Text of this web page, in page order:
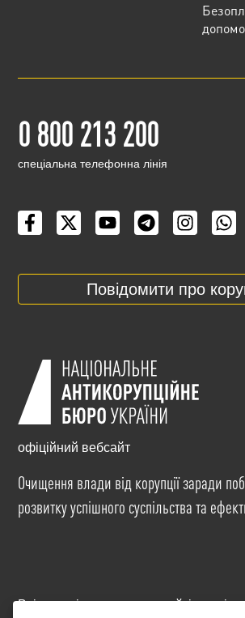
0 800 213 200
cпеціальна телефонна лінія
Повідомити про
офіційний вебсайт
Очищення влади від корупції заради
розвитку успішного суспільства та
Всі матеріали на цьому сайті